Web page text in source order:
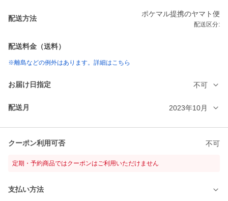
配送方法
ポケマル提携のヤマト便
配送区分:
配送料金（送料）
※離島などの例外はあります。詳細はこちら
お届け日指定 不可
配送月 2023年10月
クーポン利用可否 不可
定期・予約商品ではクーポンはご利用いただけません
支払い方法